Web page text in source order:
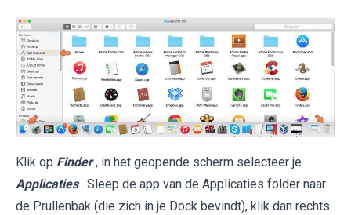
Klik op Finder , in het geopende scherm selecteer je
Applicaties . Sleep de app van de Applicaties folder naar
de Prullenbak (die zich in je Dock bevindt), klik dan rechts